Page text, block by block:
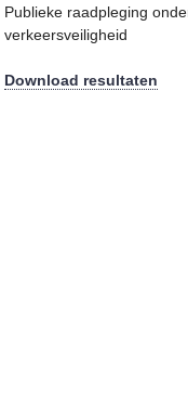
Publieke raadpleging
verkeersveiligheid
Download resultaten